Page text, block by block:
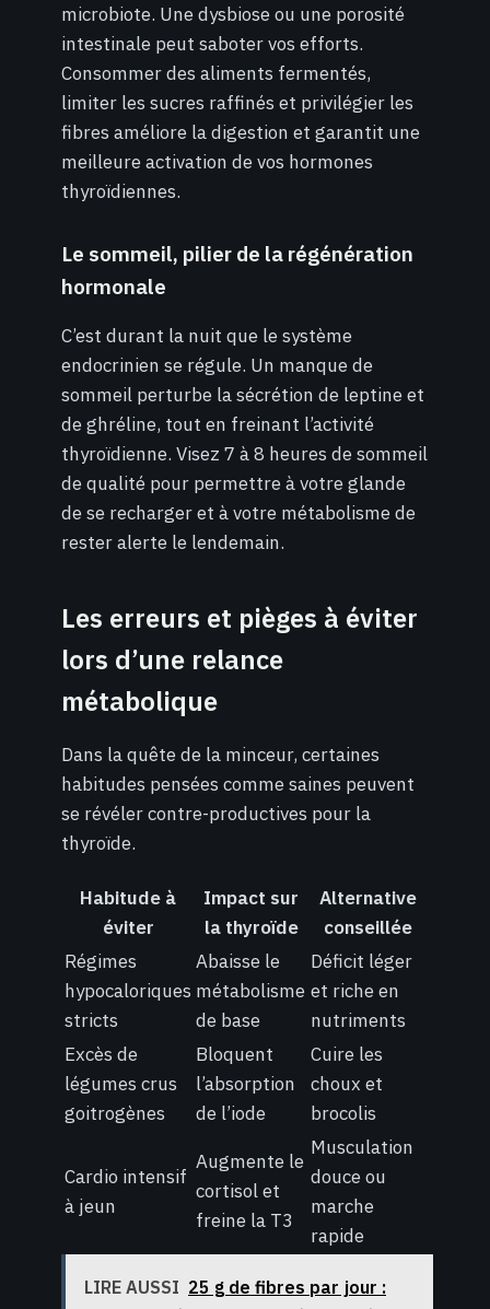
microbiote. Une dysbiose ou une porosité
intestinale peut saboter vos efforts.
Consommer des aliments fermentés,
limiter les sucres raffinés et privilégier les
fibres améliore la digestion et garantit une
meilleure activation de vos hormones
thyroïdiennes.
Le sommeil, pilier de la régénération
hormonale
C’est durant la nuit que le système
endocrinien se régule. Un manque de
sommeil perturbe la sécrétion de leptine et
de ghréline, tout en freinant l’activité
thyroïdienne. Visez 7 à 8 heures de sommeil
de qualité pour permettre à votre glande
de se recharger et à votre métabolisme de
rester alerte le lendemain.
Les erreurs et pièges à éviter
lors d’une relance
métabolique
Dans la quête de la minceur, certaines
habitudes pensées comme saines peuvent
se révéler contre-productives pour la
thyroïde.
Habitude à
éviter
Impact sur
la thyroïde
Alternative
conseillée
Régimes
hypocaloriques
stricts
Abaisse le
métabolisme
de base
Déficit léger
et riche en
nutriments
Excès de
légumes crus
goitrogènes
Bloquent
l’absorption
de l’iode
Cuire les
choux et
brocolis
Cardio intensif
à jeun
Augmente le
cortisol et
freine la T3
Musculation
douce ou
marche
rapide
LIRE AUSSI 25 g de fibres par jour :